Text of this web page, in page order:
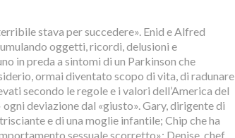
stava per succedere». Enid e Alfred
oggetti, ricordi, delusioni e
in preda a sintomi di un Parkinson che
ormai diventato scopo di vita, di radunare
secondo le regole e i valori dell’America del
deviazione dal «giusto». Gary, dirigente di
e di una moglie infantile; Chip che ha
sessuale scorretto»; Denise, chef